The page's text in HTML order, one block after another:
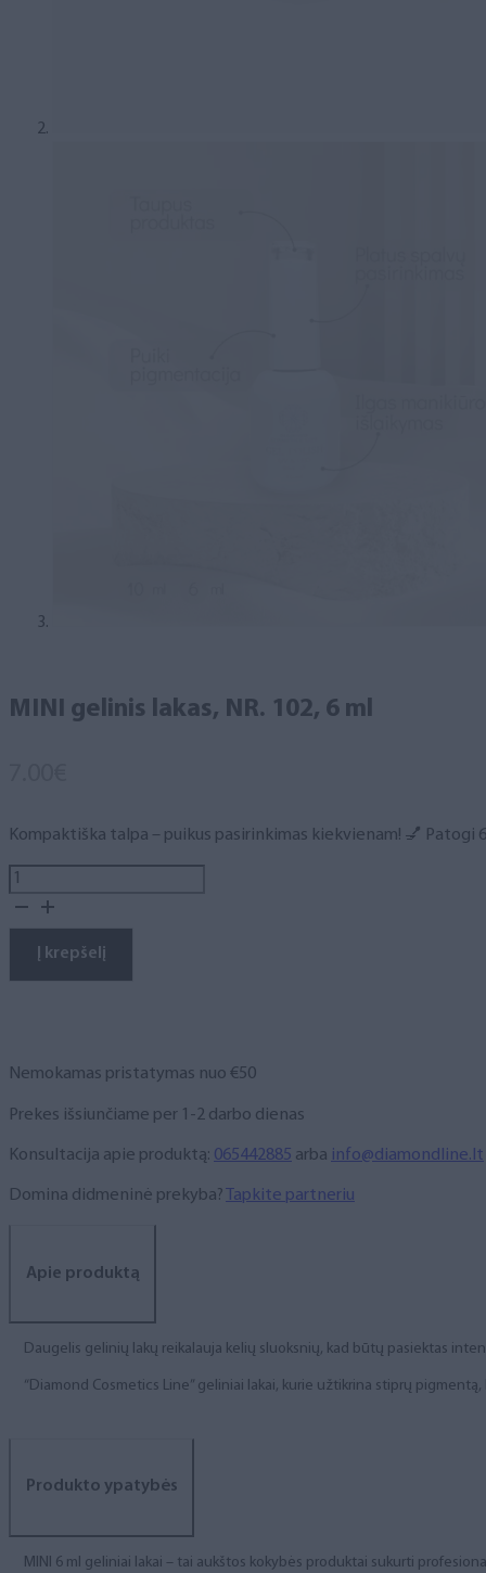
MINI gelinis lakas, NR. 102, 6 ml
Kompaktiška talpa – puikus pasirinkimas kiekvienam! 💅
produkto
kiekis:
gelinis
lakas,
Į krepšelį
Nemokamas pristatymas nuo €50
Prekes išsiunčiame per 1-2 darbo dienas
Konsultacija apie produktą: 065442885 arba info@diamondline.lt
Domina didmeninė prekyba? Tapkite partneriu
Apie produktą
Daugelis gelinių lakų reikalauja kelių sluoksnių, kad būtų pasiektas
“Diamond Cosmetics Line” geliniai lakai, kurie užtikrina stiprų
Produkto ypatybės
MINI 6 ml geliniai lakai – tai aukštos kokybės produktai sukurti